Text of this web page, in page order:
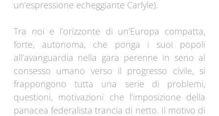
un’espressione echeggiante Carlyle).
Tra noi e l’orizzonte di un’Europa compatta,
forte, autonoma, che ponga i suoi popoli
all’avanguardia nella gara perenne in seno al
consesso umano verso il progresso civile, si
frappongono tutta una serie di problemi,
questioni, motivazioni che l’imposizione della
panacea federalista trancia di netto. Il motivo di